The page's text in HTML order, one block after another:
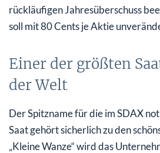
rückläufigen Jahresüberschuss
soll mit 80 Cents je Aktie
Einer der größten
der Welt
Der Spitzname für die im SDAX
Saat gehört sicherlich zu den
„Kleine Wanze“ wird das